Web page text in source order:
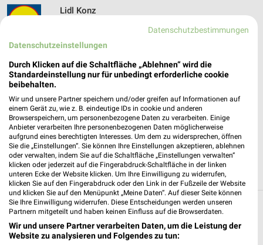
Lidl Konz
569,89 km • Angebote: 2 Prospekte
ALDI SÜD Konz
Konzerbrück 27 B51
54329 Konz
Heute 08:00 - 20:00 Uhr | Geschlossen
571,10 km • Angebote: 6 Prospekte
Discounter Angebote und Prospekte für Aach
15 Prospekte
Datenschutzbestimmungen
Datenschutzeinstellungen
Durch Klicken auf die Schaltfläche „Ablehnen“ wird die
Standardeinstellung nur für unbedingt erforderliche cookie
beibehalten.
Wir und unsere Partner speichern und/oder greifen auf Informationen auf
einem Gerät zu, wie z. B. eindeutige IDs in cookie und anderen
Browserspeichern, um personenbezogene Daten zu verarbeiten. Einige
Anbieter verarbeiten Ihre personenbezogenen Daten möglicherweise
aufgrund eines berechtigten Interesses. Um dem zu widersprechen, öffnen
Sie die „Einstellungen“. Sie können Ihre Einstellungen akzeptieren, ablehnen
oder verwalten, indem Sie auf die Schaltfläche „Einstellungen verwalten“
klicken oder jederzeit auf die Fingerabdruck-Schaltfläche in der linken
unteren Ecke der Website klicken. Um Ihre Einwilligung zu widerrufen,
klicken Sie auf den Fingerabdruck oder den Link in der Fußzeile der Website
und klicken Sie auf den Menüpunkt „Meine Daten“. Auf dieser Seite können
Sie Ihre Einwilligung widerrufen. Diese Entscheidungen werden unseren
Partnern mitgeteilt und haben keinen Einfluss auf die Browserdaten.
Wir und unsere Partner verarbeiten Daten, um die Leistung der
Website zu analysieren und Folgendes zu tun: